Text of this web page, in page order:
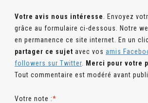
Votre avis nous intéresse
. Envoyez
grâce au formulaire ci-dessous. Notre
en permanence ce site internet. En un
partager ce sujet avec vos amis
followers sur Twitter
Merci pour votre
Tout commentaire est modéré avant
Votre note :*